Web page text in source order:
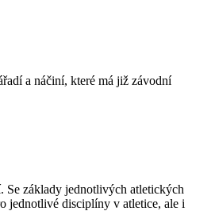
a náčiní, které má již závodní
Se základy jednotlivých atletických
jednotlivé disciplíny v atletice, ale i